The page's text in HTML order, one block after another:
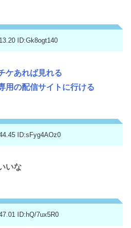
ID:Gk8ogt140
ケあれば見れる
用の配信サイトに行ける
ID:sFyg4AOz0
いな
ID:hQ/7ux5R0